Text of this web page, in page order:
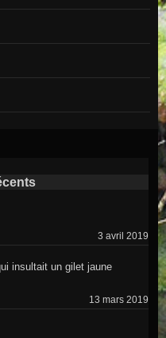
3 avril 2019
insultait un gilet jaune
13 mars 2019